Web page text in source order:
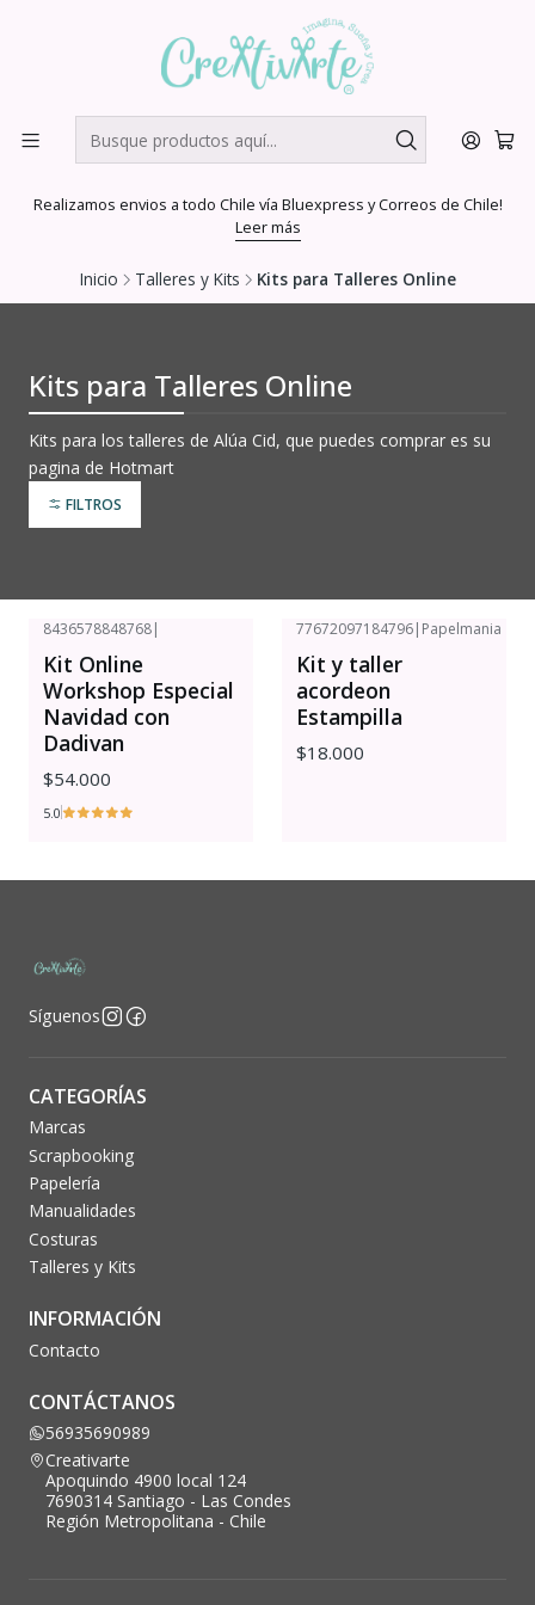
Realizamos envios a todo Chile vía Bluexpress y Correos de Chile!
Leer más
Inicio Talleres y Kits Kits para Talleres Online
Kits para Talleres Online
Kits para los talleres de Alúa Cid, que puedes comprar es su
pagina de Hotmart
FILTROS
8436578848768|
Kit Online
Workshop Especial
Navidad con
Dadivan
$54.000
5.0
77672097184796| Papelmania
Kit y taller
acordeon
Estampilla
$18.000
Síguenos
CATEGORÍAS
Marcas
Scrapbooking
Papelería
Manualidades
Costuras
Talleres y Kits
INFORMACIÓN
Contacto
CONTÁCTANOS
56935690989
Creativarte
Apoquindo 4900 local 124
7690314 Santiago - Las Condes
Región Metropolitana - Chile